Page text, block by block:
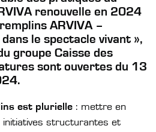
renouvelle en 2024
ARVIVA –
le spectacle vivant »,
groupe Caisse des
sont ouvertes du 13
est plurielle : mettre en
initiatives structurantes et